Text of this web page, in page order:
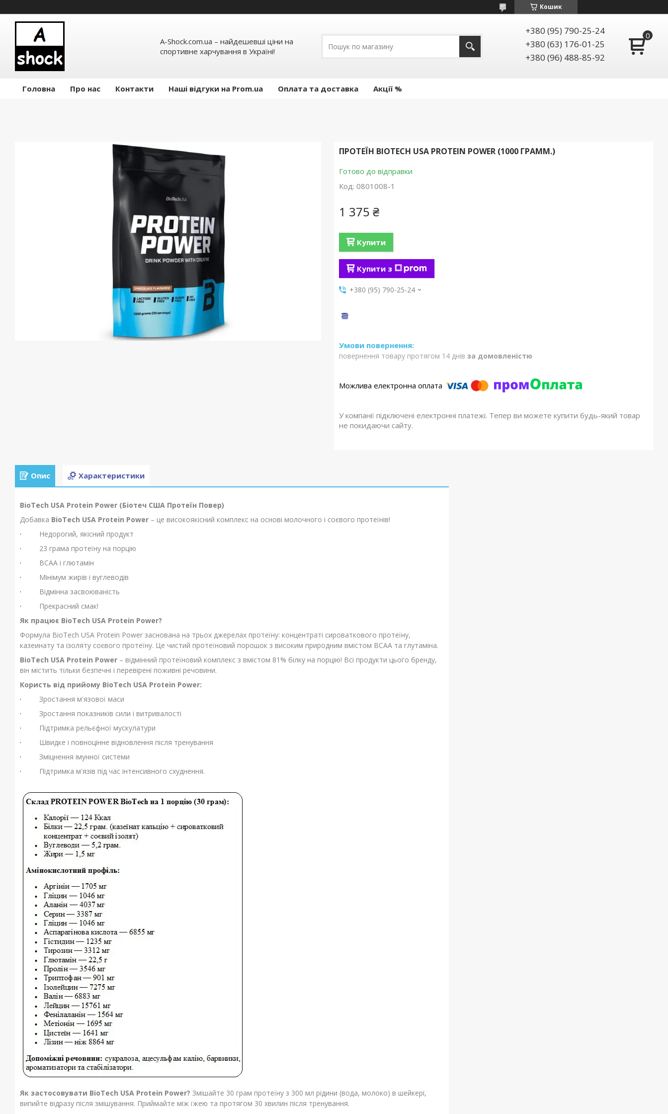
Кошик
A-Shock.com.ua – найдешевші ціни на
спортивне харчування в Україні!
+380 (95) 790-25-24
+380 (63) 176-01-25
+380 (96) 488-85-92
Головна Про нас Контакти Наші відгуки на Prom.ua Оплата та доставка Акції %
ПРОТЕЇН BIOTECH USA PROTEIN POWER (1000 ГРАММ.)
Готово до відправки
Код: 0801008-1
1 375 ₴
Купити
Купити з
+380 (95) 790-25-24
повернення товару протягом 14 днів за домовленістю
У компанії підключені електронні платежі. Тепер ви можете купити будь-який товар
не покидаючи сайту.
Опис Характеристики
BioTech USA Protein Power (Біотеч США Протеїн Повер)
Добавка BioTech USA Protein Power – це високоякісний комплекс на основі молочного і соєвого протеїнів!
·
Недорогий, якісний продукт
·
23 грама протеїну на порцію
·
BCAA і глютамін
·
Мінімум жирів і вуглеводів
·
Відмінна засвоюваність
·
Прекрасний смак!
Як працює BioTech USA Protein Power?
Формула BioTech USA Protein Power заснована на трьох джерелах протеїну: концентраті сироваткового протеїну,
казеинату та ізоляту соєвого протеїну. Це чистий протеїновий порошок з високим природним вмістом BCAA та глутаміна.
BioTech USA Protein Power – відмінний протеїновий комплекс з вмістом 81% білку на порцію! Всі продукти цього бренду,
він містить тільки безпечні і перевірені поживні речовини.
Користь від прийому BioTech USA Protein Power:
·
Зростання м'язової маси
·
Зростання показників сили і витривалості
·
Підтримка рельєфної мускулатури
·
Швидке і повноцінне відновлення після тренування
·
Зміцнення імунної системи
·
Підтримка м'язів під час інтенсивного схуднення.
Як застосовувати BioTech USA Protein Power? Змішайте 30 грам протеїну з 300 мл рідини (вода, молоко) в шейкері,
випийте відразу після змішування. Приймайте між їжею та протягом 30 хвилин після тренування.